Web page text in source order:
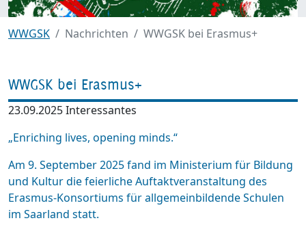
WWGSK Nachrichten WWGSK bei Erasmus+
WWGSK bei Erasmus+
23.09.2025Interessantes
„Enriching lives, opening minds.“
Am 9. September 2025 fand im Ministerium für Bildung
und Kultur die feierliche Auftaktveranstaltung des
Erasmus-Konsortiums für allgemeinbildende Schulen
im Saarland statt.